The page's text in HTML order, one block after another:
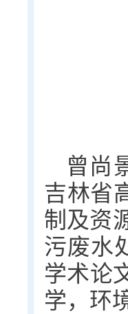
曾尚
吉林省
制及资
污废水
学术论
学，环